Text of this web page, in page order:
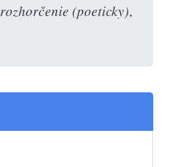
rozhorčenie (poeticky),